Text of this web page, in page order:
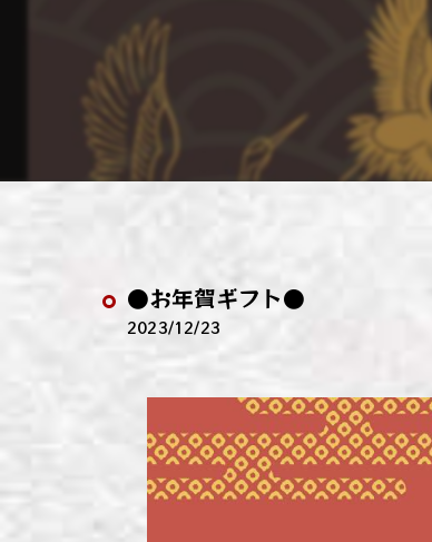
●お年賀ギフト●
2023/12/23